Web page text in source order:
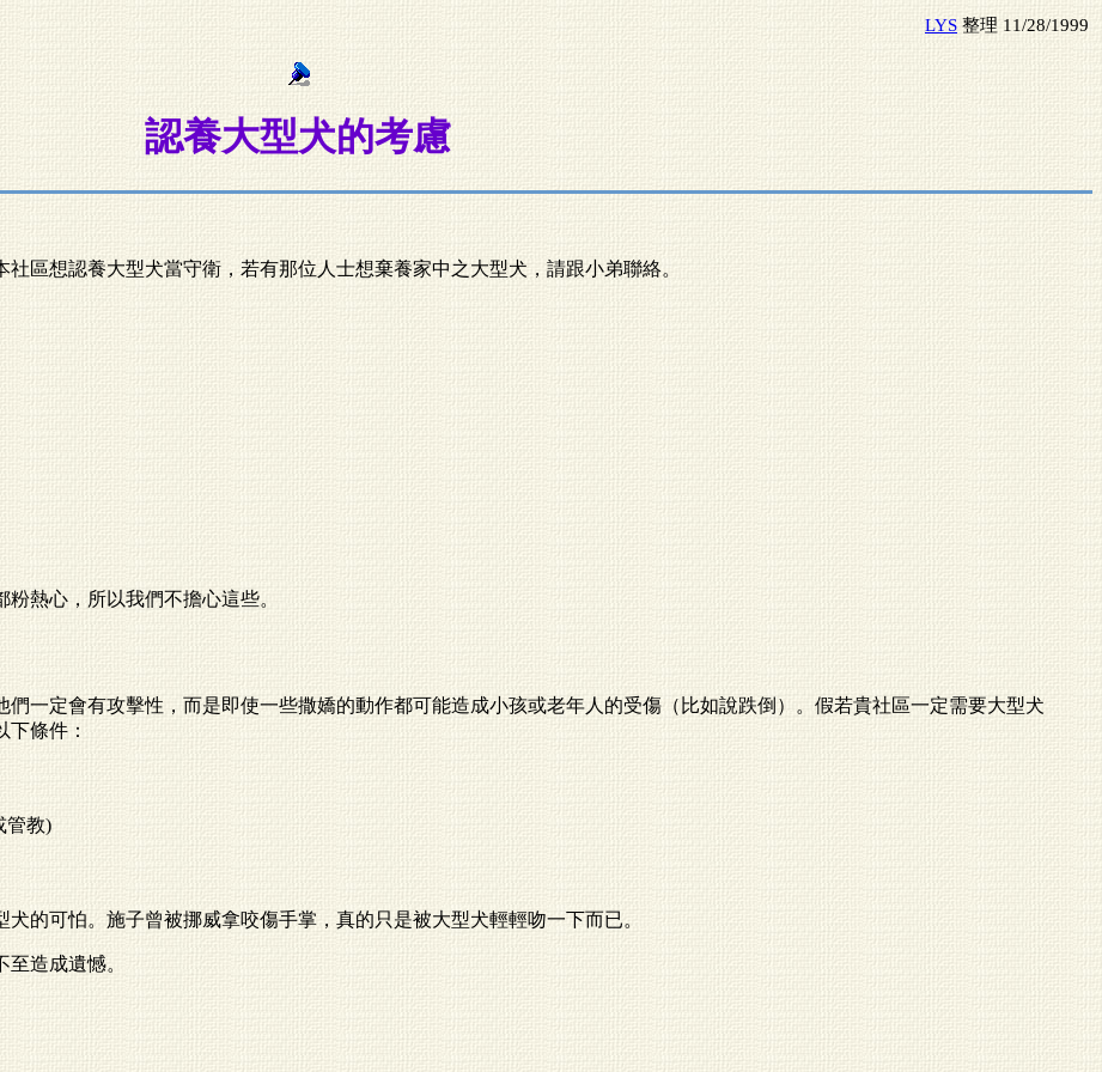
LYS 整理 11/28/1999
認養大型犬的考慮
區想認養大型犬當守衛，若有那位人士想棄養家中之大型犬，請跟小弟聯絡。
熱心，所以我們不擔心這些。
一定會有攻擊性，而是即使一些撒嬌的動作都可能造成小孩或老年人的受傷（比如說跌倒）。假若貴社區一定需要大型犬
條件：
管教)
的可怕。施子曾被挪威拿咬傷手掌，真的只是被大型犬輕輕吻一下而已。
造成遺憾。